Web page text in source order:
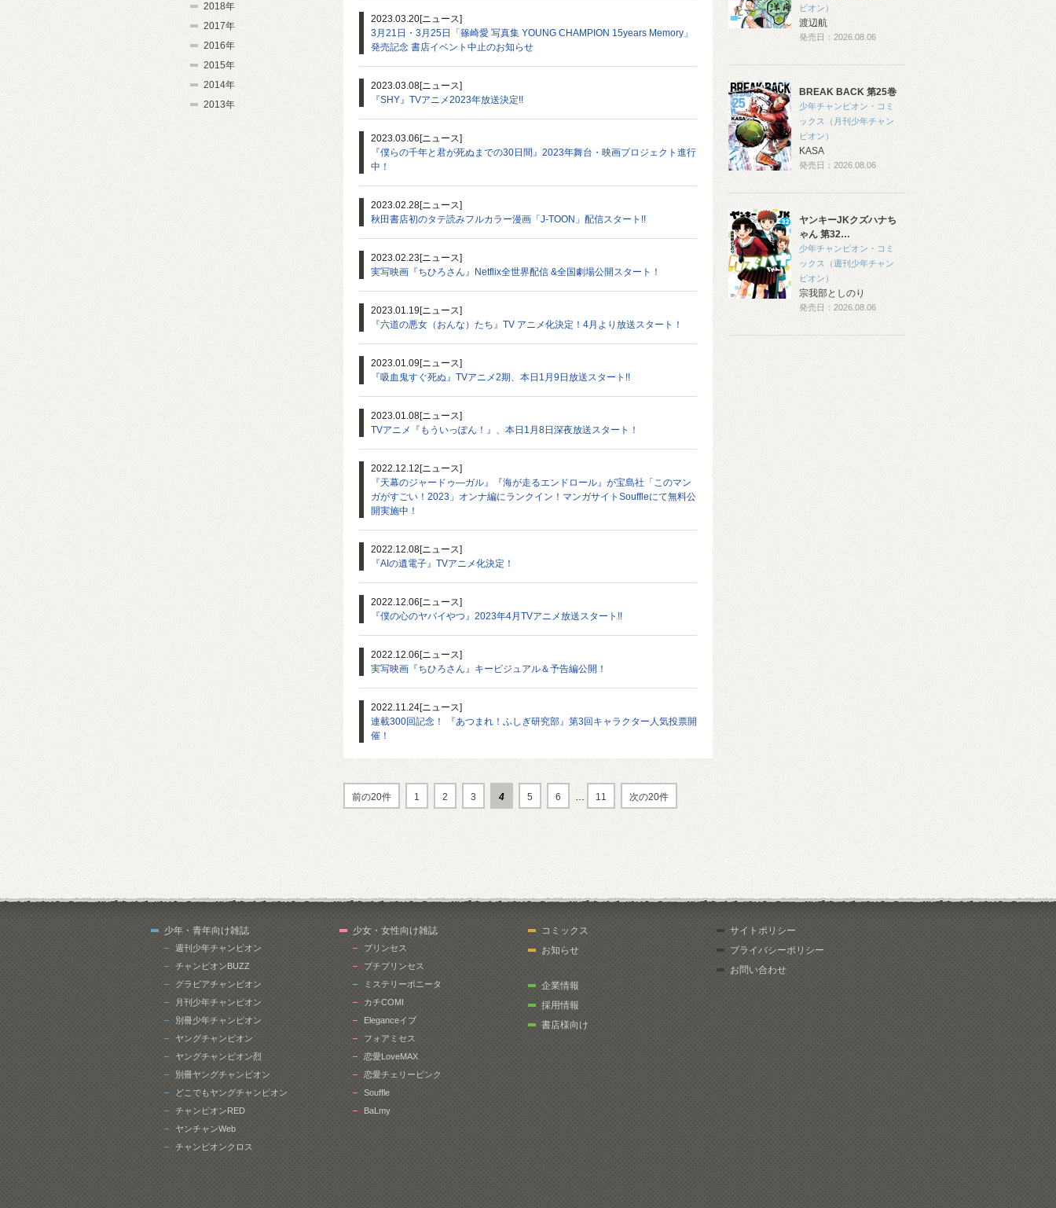
2023.03.20[ニュース]
3月21日・3月25日「篠崎愛 写真集 YOUNG CHAMPION 15years Memory」
発売記念 書店イベント中止のお知らせ
2023.03.08[ニュース]
『SHY』TVアニメ2023年放送決定!!
2023.03.06 [ニュース]
『僕らの千年と君が死ぬまでの30日間』2023年舞台・映画プロジェクト進行
中！
2023.02.28[ニュース]
秋田書店初のタテ読みフルカラー漫画「J-TOON」配信スタート!!
2023.02.23 [ニュース]
実写映画『ちひろさん』Netflix全世界配信 &全国劇場公開スタート！
2023.01.19 [ニュース]
『六道の悪女（おんな）たち』TV アニメ化決定！4月より放送スタート！
2023.01.09 [ニュース]
『吸血鬼すぐ死ぬ』TVアニメ2期、本日1月9日放送スタート!!
2023.01.08[ニュース]
TVアニメ『もういっぽん！』、本日1月8日深夜放送スタート！
2022.12.12 [ニュース]
『天幕のジャードゥ―ガル』『海が走るエンドロール』が宝島社「このマン
ガがすごい！2023」オンナ編にランクイン！マンガサイトSouffleにて無料公
開実施中！
2022.12.08[ニュース]
『AIの遺電子』TVアニメ化決定！
2022.12.06 [ニュース]
『僕の心のヤバイやつ』2023年4月TVアニメ放送スタート!!
2022.12.06 [ニュース]
実写映画『ちひろさん』キービジュアル＆予告編公開！
2022.11.24[ニュース]
連載300回記念！ 『あつまれ！ふしぎ研究部』第3回キャラクター人気投票開
催！
前の20件 1 2 3 4 5 6 … 11 次の20件
ピオン）
渡辺航
発売日：2026.08.06
BREAK BACK 第25巻
少年チャンピオン・コミ
ックス（月刊少年チャン
ピオン）
KASA
発売日：2026.08.06
ヤンキーJKクズハナち
ゃん 第32…
少年チャンピオン・コミ
ックス（週刊少年チャン
ピオン）
宗我部としのり
発売日：2026.08.06
2018年
2017年
2016年
2015年
2014年
2013年
少年・青年向け雑誌
週刊少年チャンピオン
チャンピオンBUZZ
グラビアチャンピオン
月刊少年チャンピオン
別冊少年チャンピオン
ヤングチャンピオン
ヤングチャンピオン烈
別冊ヤングチャンピオン
どこでもヤングチャンピオン
チャンピオンRED
ヤンチャンWeb
チャンピオンクロス
少女・女性向け雑誌
プリンセス
プチプリンセス
ミステリーボニータ
カチCOMI
Eleganceイブ
フォアミセス
恋愛LoveMAX
恋愛チェリーピンク
Souffle
BaLmy
コミックス
お知らせ
企業情報
採用情報
書店様向け
サイトポリシー
プライバシーポリシー
お問い合わせ